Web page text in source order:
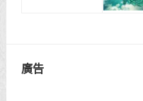
廣告